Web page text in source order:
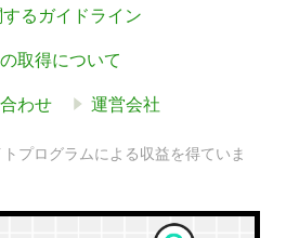
るガイドライン
取得について
わせ 運営会社
プログラムによる収益を得ていま